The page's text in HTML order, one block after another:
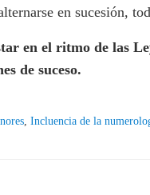
en sucesión,
en el ritmo de las
de suceso.
,Incluencia de la